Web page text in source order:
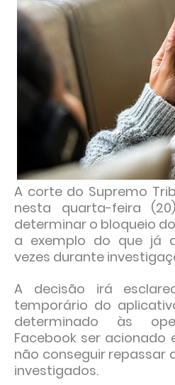
A corte do Supremo
nesta quarta-feira
determinar o bloqueio
a exemplo do que já
vezes durante
A decisão irá
temporário do
determinado às
Facebook ser acionado
não conseguir repassar
investigados.